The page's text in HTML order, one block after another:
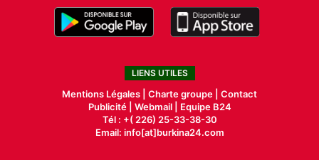
LIENS UTILES
Mentions Légales | Charte groupe | Contact
Publicité| Webmail |
Equipe B24
Tél : +( 226) 25-33-38-30
Email: info[at]burkina24.com